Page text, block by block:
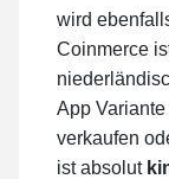
wird
Coinmerce
App
verkaufen
ist absolut